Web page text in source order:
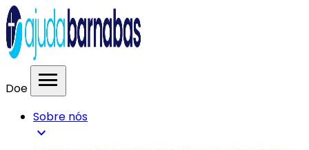
Doe menu
Sobre nós
expand_more